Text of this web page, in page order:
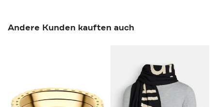
Andere Kunden kauften auch